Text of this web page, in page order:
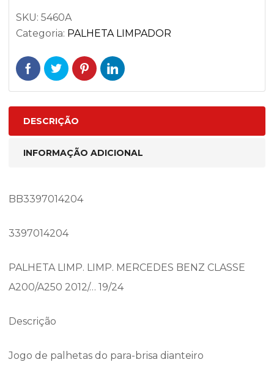
SKU: 5460A
Categoria: PALHETA LIMPADOR
DESCRIÇÃO
INFORMAÇÃO ADICIONAL
BB3397014204
3397014204
PALHETA LIMP. LIMP. MERCEDES BENZ CLASSE
A200/A250 2012/… 19/24
Descrição
Jogo de palhetas do para-brisa dianteiro